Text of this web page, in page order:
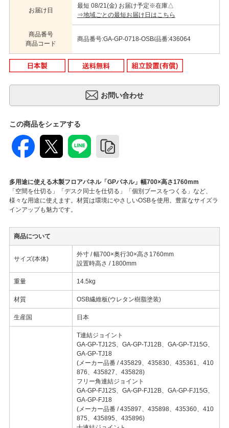
お届け日
最短 08/21(金) お届け予定※在庫△
⇒地域ごとの最短お届け日はこちら
商品番号
商品コード
商品番号:GA-GP-0718-OSB/品番:436064
この商品をシェアする
多用途に使える木製フロアパネル「GPパネル」幅700×高さ1760mm
「空間を仕切る」「デスク同士を仕切る」「個別ブースをつくる」など、
様々な用途に使えます。材質は環境にやさしいOSBを使用。豊富なサイズラ
インアップも魅力です。
商品について
サイズ(本体)
外寸 / 幅700×奥行30×高さ1760mm
設置時高さ / 1800mm
重量 14.5kg
材質 OSB繊維板(ウレタン樹脂塗装)
生産国 日本
T連結ジョイント
GA-GP-TJ12S、GA-GP-TJ12B、GA-GP-TJ15G、
GA-GP-TJ18
(メーカー品番 / 435829、435830、435361、410
876、435827、435828)
フリー角連結ジョイント
GA-GP-FJ12S、GA-GP-FJ12B、GA-GP-FJ15G、
GA-GP-FJ18
(メーカー品番 / 435897、435898、435360、410
875、435895、435896)